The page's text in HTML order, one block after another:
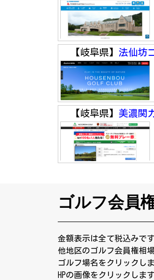
【岐阜県】 法仙坊
【岐阜県】 美濃関
ゴルフ会員
金額表示は全て税込みで
他地区のゴルフ会員権相
ゴルフ場名をクリックし
HPの画像をクリックしま